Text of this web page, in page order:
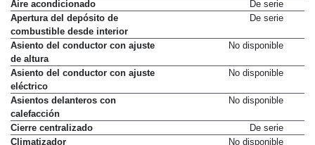
Aire acondicionado
De serie
Apertura del depósito de
combustible desde interior
De serie
Asiento del conductor con ajuste
de altura
No disponible
Asiento del conductor con ajuste
eléctrico
No disponible
Asientos delanteros con
calefacción
No disponible
Cierre centralizado
De serie
Climatizador
No disponible